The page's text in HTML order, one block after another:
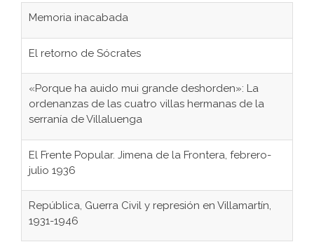
Memoria inacabada
El retorno de Sócrates
«Porque ha auido mui grande deshorden»: La
ordenanzas de las cuatro villas hermanas de la
serranía de Villaluenga
El Frente Popular. Jimena de la Frontera, febrero-
julio 1936
República, Guerra Civil y represión en Villamartín,
1931-1946